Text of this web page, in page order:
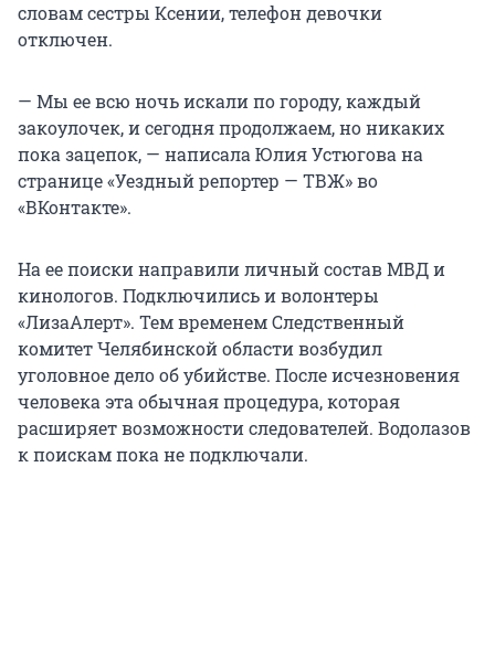
словам сестры Ксении, телефон девочки
отключен.
— Мы ее всю ночь искали по городу, каждый
закоулочек, и сегодня продолжаем, но никаких
пока зацепок, — написала Юлия Устюгова на
странице «Уездный репортер — ТВЖ» во
«ВКонтакте».
На ее поиски направили личный состав МВД и
кинологов. Подключились и волонтеры
«ЛизаАлерт». Тем временем Следственный
комитет Челябинской области возбудил
уголовное дело об убийстве. После исчезновения
человека эта обычная процедура, которая
расширяет возможности следователей. Водолазов
к поискам пока не подключали.